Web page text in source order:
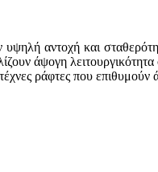
αντοχή και
άψογη
ράφτες που επιθυμούν